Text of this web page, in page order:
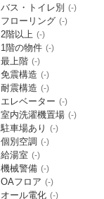
バス・トイレ別 (-)
フローリング (-)
2階以上 (-)
1階の物件 (-)
最上階 (-)
免震構造 (-)
耐震構造 (-)
エレベーター (-)
室内洗濯機置場 (-)
駐車場あり (-)
個別空調 (-)
給湯室 (-)
機械警備 (-)
OAフロア (-)
オール電化 (-)